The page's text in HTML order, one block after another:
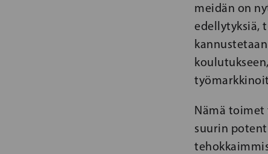
meidän on
edellytyksiä,
Nämä toimet
suurin